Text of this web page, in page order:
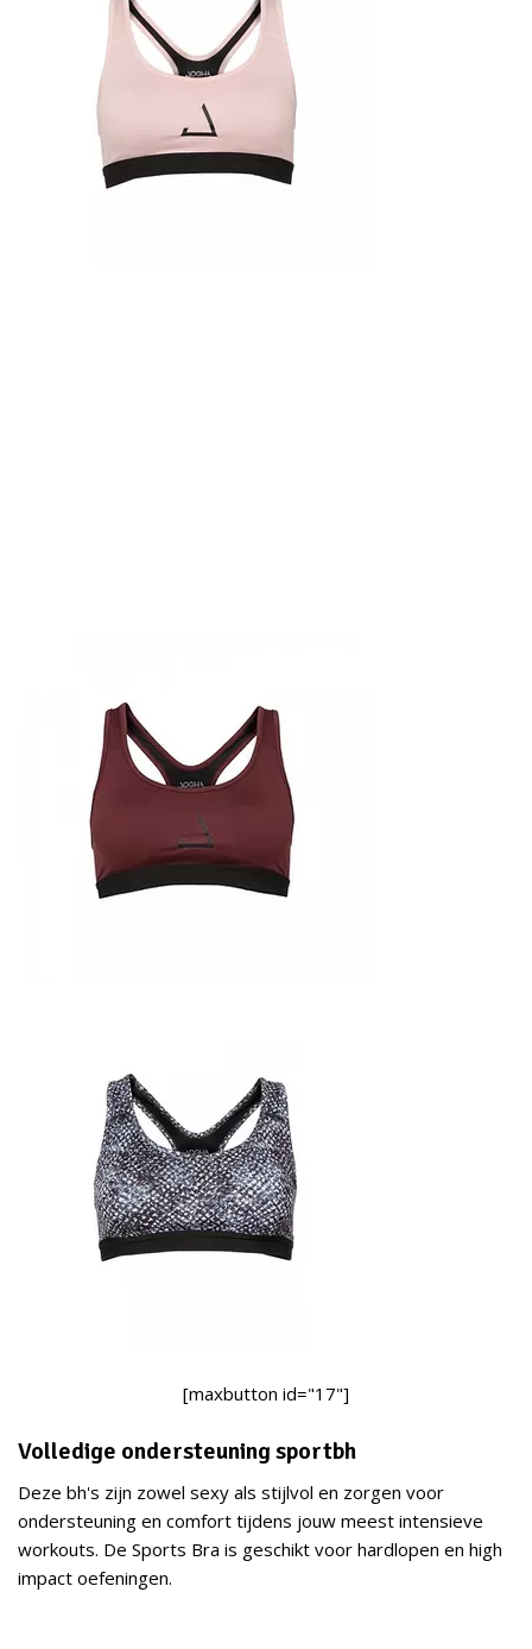
[maxbutton id="17"]
Volledige ondersteuning sportbh
Deze bh's zijn zowel sexy als stijlvol en zorgen voor
ondersteuning en comfort tijdens jouw meest intensieve
workouts. De Sports Bra is geschikt voor hardlopen en high
impact oefeningen.